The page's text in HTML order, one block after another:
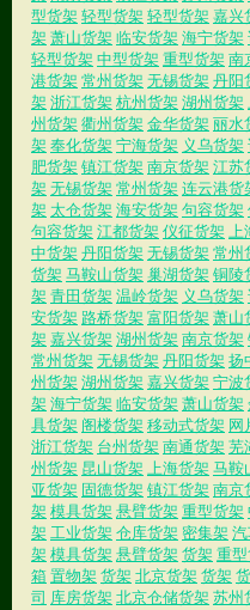
型货架轻型货架轻型货架嘉兴
架萧山货架临安货架海宁货架
轻型货架中型货架重型货架南
港货架常州货架无锡货架丹阳
架浙江货架杭州货架湖州货架
州货架衢州货架金华货架丽水
架奉化货架宁海货架 义乌货架
肥货架镇江货架南京货架江苏
架无锡货架常州货架连云港货
架太仓货架海安货架句容货架
句容货架江都货架仪征货架上
中货架丹阳货架无锡货架常州
货架马鞍山货架巢湖货架铜陵
架青田货架温岭货架 义乌货架
安货架 路桥货架富阳货架萧山
架嘉兴货架湖州货架南京货架
常州货架无锡货架丹阳货架扬
州货架湖州货架嘉兴货架宁波
架海宁货架临安货架萧山货架
具货架 阁楼货架移动式货架 网
浙江货架 台州货架南通货架芜
州货架 昆山货架上海货架马鞍
亚货架 固德货架镇江货架南京
架模具货架悬臂货架重型货架
架工业货架仓库货架密集架
架模具货架悬臂货架货架重
箱置物架货架北京货架货架
司 库房货架北京仓储货架苏州